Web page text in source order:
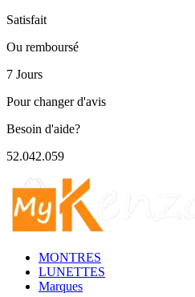
Satisfait
Ou remboursé
7 Jours
Pour changer d'avis
Besoin d'aide?
52.042.059
MONTRES
LUNETTES
Marques